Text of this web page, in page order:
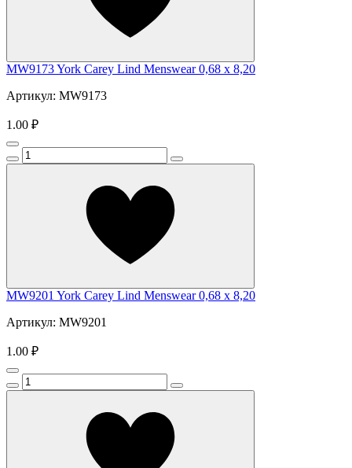
MW9173 York Carey Lind Menswear 0,68 x 8,20
Артикул: MW9173
1.00 ₽
MW9201 York Carey Lind Menswear 0,68 x 8,20
Артикул: MW9201
1.00 ₽